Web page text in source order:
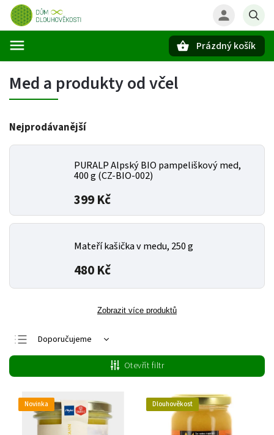
Prázdný košík
Med a produkty od včel
Nejprodávanější
PURALP Alpský BIO pampeliškový med,
400 g (CZ-BIO-002)
399 Kč
Mateří kašička v medu, 250 g
480 Kč
Zobrazit více produktů
Doporučujeme
Nejlevnější
Nejdražší
Nejprodávanější
Abecedně
Otevřít filtr
Novinka Dlouhověkost